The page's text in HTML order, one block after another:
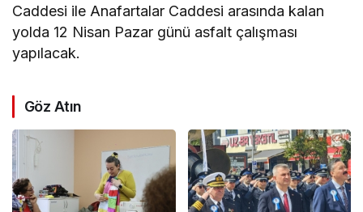
Caddesi ile Anafartalar Caddesi arasında kalan
yolda 12 Nisan Pazar günü asfalt çalışması
yapılacak.
Göz Atın